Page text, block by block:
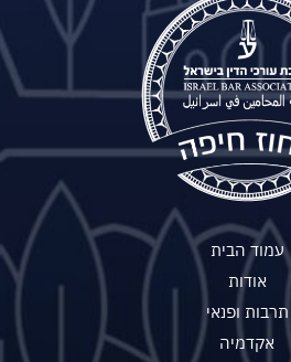
עמוד הבית
אודות
תרבות ופנאי
אקדמיה